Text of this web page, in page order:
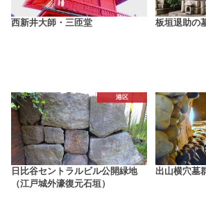
西新井大師・三匝堂 板垣退助の
港区
日比谷セントラルビル公開緑地
（江戸城外濠復元石垣）
出山横穴墓